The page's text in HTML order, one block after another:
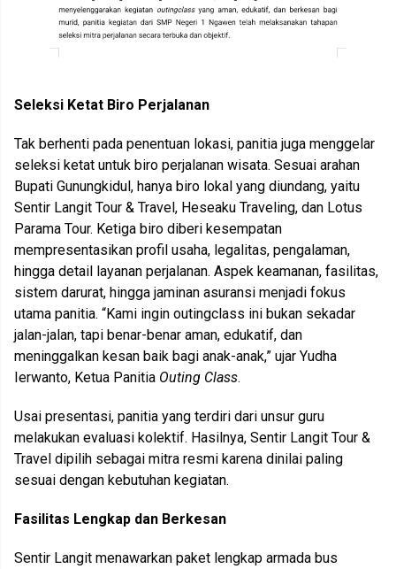
Seleksi Ketat Biro Perjalanan
Tak berhenti pada penentuan lokasi, panitia juga menggelar
seleksi ketat untuk biro perjalanan wisata. Sesuai arahan
Bupati Gunungkidul, hanya biro lokal yang diundang, yaitu
Sentir Langit Tour & Travel, Heseaku Traveling, dan Lotus
Parama Tour. Ketiga biro diberi kesempatan
mempresentasikan profil usaha, legalitas, pengalaman,
hingga detail layanan perjalanan. Aspek keamanan, fasilitas,
sistem darurat, hingga jaminan asuransi menjadi fokus
utama panitia. “Kami ingin outingclass ini bukan sekadar
jalan-jalan, tapi benar-benar aman, edukatif, dan
meninggalkan kesan baik bagi anak-anak,” ujar Yudha
Ierwanto, Ketua Panitia Outing Class.
Usai presentasi, panitia yang terdiri dari unsur guru
melakukan evaluasi kolektif. Hasilnya, Sentir Langit Tour &
Travel dipilih sebagai mitra resmi karena dinilai paling
sesuai dengan kebutuhan kegiatan.
Fasilitas Lengkap dan Berkesan
Sentir Langit menawarkan paket lengkap armada bus